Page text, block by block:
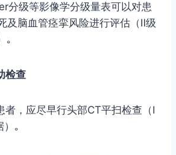
分级等影像学分级量表可以对患
及脑血管痉挛风险进行评估（Ⅱ级
｡
检查
，应尽早行头部CT平扫检查（Ⅰ
）｡